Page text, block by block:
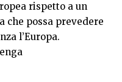
rispetto a un
che possa prevedere
l’Europa.